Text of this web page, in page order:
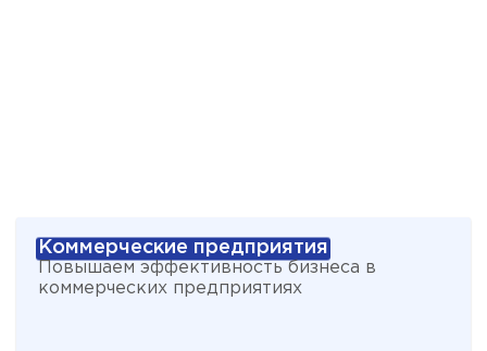
Коммерческие предприятия
Повышаем эффективность бизнеса в
коммерческих предприятиях